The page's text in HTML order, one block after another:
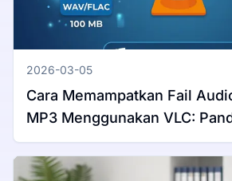
2026-03-05
Cara Memampatkan Fail
MP3 Menggunakan VLC:
untuk Windows & Mac